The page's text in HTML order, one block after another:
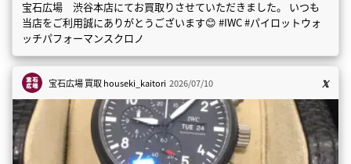
宝石広場 渋谷本店にてお買取りさせていただきました。 いつも
当店をご利用誠にありがとうございます😊 #IWC #パイロットウォ
ッチパフォーマンスクロノ
宝石広場 買取houseki_kaitori 2026/07/10